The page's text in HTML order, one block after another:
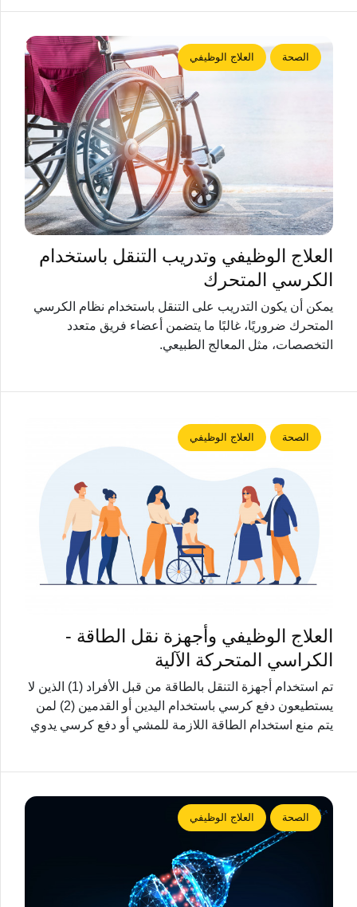
الصحة العلاج الوظيفي
العلاج الوظيفي وتدريب التنقل باستخدام
الكرسي المتحرك
يمكن أن يكون التدريب على التنقل باستخدام نظام الكرسي
المتحرك ضروريًا، غالبًا ما يتضمن أعضاء فريق متعدد
التخصصات، مثل المعالج الطبيعي.
الصحة العلاج الوظيفي
العلاج الوظيفي وأجهزة نقل الطاقة -
الكراسي المتحركة الآلية
تم استخدام أجهزة التنقل بالطاقة من قبل الأفراد (1) الذين لا
يستطيعون دفع كرسي باستخدام اليدين أو القدمين (2) لمن
يتم منع استخدام الطاقة اللازمة للمشي أو دفع كرسي يدوي
الصحة العلاج الوظيفي